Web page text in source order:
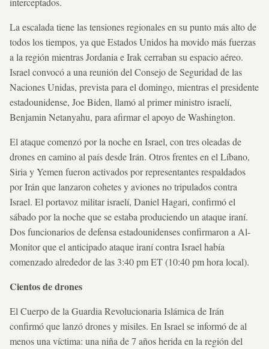
La escalada tiene las tensiones regionales en su punto más alto de
todos los tiempos, ya que Estados Unidos ha movido más fuerzas
a la región mientras Jordania e Irak cerraban su espacio aéreo.
Israel convocó a una reunión del Consejo de Seguridad de las
Naciones Unidas, prevista para el domingo, mientras el presidente
estadounidense, Joe Biden, llamó al primer ministro israelí,
Benjamin Netanyahu, para afirmar el apoyo de Washington.
El ataque comenzó por la noche en Israel, con tres oleadas de
drones en camino al país desde Irán. Otros frentes en el Líbano,
Siria y Yemen fueron activados por representantes respaldados
por Irán que lanzaron cohetes y aviones no tripulados contra
Israel. El portavoz militar israelí, Daniel Hagari, confirmó el
sábado por la noche que se estaba produciendo un ataque iraní.
Dos funcionarios de defensa estadounidenses confirmaron a Al-
Monitor que el anticipado ataque iraní contra Israel había
comenzado alrededor de las 3:40 pm ET (10:40 pm hora local).
Cientos de drones
El Cuerpo de la Guardia Revolucionaria Islámica de Irán
confirmó que lanzó drones y misiles. En Israel se informó de al
menos una víctima: una niña de 7 años herida en la región del